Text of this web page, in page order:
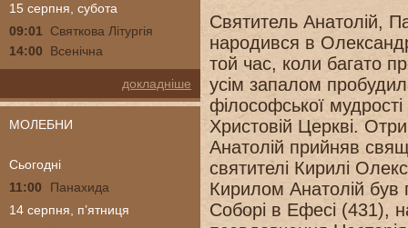
Святитель Анатолій,
народився в
той час, коли багато
усім запалом
філософської
Христовій Церкві.
Анатолій прийняв
святителі Кирилі
Кирилом Анатолій був
Соборі в Ефесі (431),
15 серпня, субота
09:01
Святкова Літургія
14:00
Всенічна
докладніше
МОЛЕБНИ
Сьогодні
11:00
Панахида
14 серпня, п’ятниця